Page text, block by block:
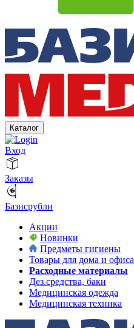
Каталог
Вход
Заказы
Базисрубли
Акции
Новинки
Предметы гигиены
Товары для дома и офиса
Расходные материалы
Дез.средства, баки
Медицинская одежда
Медицинская техника